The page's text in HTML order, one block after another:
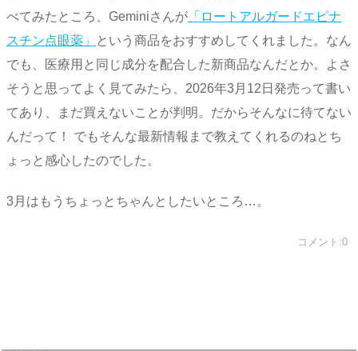
べてみたところ、Geminiさんが 「ロートアルガードエピナ
スチン点眼薬」
という商品をおすすめしてくれました。なん
でも、医療用と同じ成分を配合した新商品なんだとか。よさ
そうと思ってよく見てみたら、2026年3月12日発売って書い
てあり、まだ買えないことが判明。だからそんなに待てない
んだって！ でもそんな最新情報まで教えてくれるのねとち
ょっと感心したのでした。
3月はもうちょっとちゃんとしたいところ…。
コメント:0